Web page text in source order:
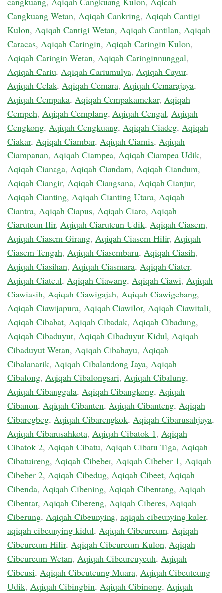
Cangkuang Wetan, Aqiqah Cankring, Aqiqah Cantigi
Kulon, Aqiqah Cantigi Wetan, Aqiqah Cantilan, Aqiqah
Caracas, Aqiqah Caringin, Aqiqah Caringin Kulon,
Aqiqah Caringin Wetan, Aqiqah Caringinnunggal,
Aqiqah Cariu, Aqiqah Cariumulya, Aqiqah Cayur,
Aqiqah Celak, Aqiqah Cemara, Aqiqah Cemarajaya,
Aqiqah Cempaka, Aqiqah Cempakamekar, Aqiqah
Cempeh, Aqiqah Cemplang, Aqiqah Cengal, Aqiqah
Cengkong, Aqiqah Cengkuang, Aqiqah Ciadeg, Aqiqah
Ciakar, Aqiqah Ciambar, Aqiqah Ciamis, Aqiqah
Ciampanan, Aqiqah Ciampea, Aqiqah Ciampea Udik,
Aqiqah Cianaga, Aqiqah Ciandam, Aqiqah Ciandum,
Aqiqah Ciangir, Aqiqah Ciangsana, Aqiqah Cianjur,
Aqiqah Cianting, Aqiqah Cianting Utara, Aqiqah
Ciantra, Aqiqah Ciapus, Aqiqah Ciaro, Aqiqah
Ciaruteun Ilir, Aqiqah Ciaruteun Udik, Aqiqah Ciasem,
Aqiqah Ciasem Girang, Aqiqah Ciasem Hilir, Aqiqah
Ciasem Tengah, Aqiqah Ciasembaru, Aqiqah Ciasih,
Aqiqah Ciasihan, Aqiqah Ciasmara, Aqiqah Ciater,
Aqiqah Ciateul, Aqiqah Ciawang, Aqiqah Ciawi, Aqiqah
Ciawiasih, Aqiqah Ciawigajah, Aqiqah Ciawigebang,
Aqiqah Ciawijapura, Aqiqah Ciawilor, Aqiqah Ciawitali,
Aqiqah Cibabat, Aqiqah Cibadak, Aqiqah Cibadung,
Aqiqah Cibaduyut, Aqiqah Cibaduyut Kidul, Aqiqah
Cibaduyut Wetan, Aqiqah Cibahayu, Aqiqah
Cibalanarik, Aqiqah Cibalandong Jaya, Aqiqah
Cibalong, Aqiqah Cibalongsari, Aqiqah Cibalung,
Aqiqah Cibanggala, Aqiqah Cibangkong, Aqiqah
Cibanon, Aqiqah Cibanten, Aqiqah Cibanteng, Aqiqah
Cibaregbeg, Aqiqah Cibarengkok, Aqiqah Cibarusahjaya,
Aqiqah Cibarusahkota, Aqiqah Cibatok 1, Aqiqah
Cibatok 2, Aqiqah Cibatu, Aqiqah Cibatu Tiga, Aqiqah
Cibatuireng, Aqiqah Cibeber, Aqiqah Cibeber 1, Aqiqah
Cibeber 2, Aqiqah Cibedug, Aqiqah Cibeet, Aqiqah
Cibenda, Aqiqah Cibening, Aqiqah Cibentang, Aqiqah
Cibentar, Aqiqah Cibereng, Aqiqah Ciberes, Aqiqah
Ciberung, Aqiqah Cibeunying, aqiqah cibeunying kaler,
aqiqah cibeunying kidul, Aqiqah Cibeureum, Aqiqah
Cibeureum Hilir, Aqiqah Cibeureum Kulon, Aqiqah
Cibeureum Wetan, Aqiqah Cibeureuyeuh, Aqiqah
Cibeusi, Aqiqah Cibeuteung Muara, Aqiqah Cibeuteung
Udik, Aqiqah Cibingbin, Aqiqah Cibinong, Aqiqah